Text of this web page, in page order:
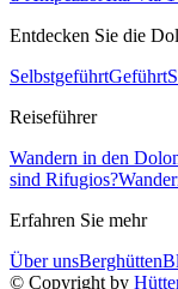
Entdecken Sie die
SelbstgeführtGeführt
Reiseführer
Wandern in den
sind Rifugios?
Erfahren Sie mehr
Über unsBerghütten
© Copyright by